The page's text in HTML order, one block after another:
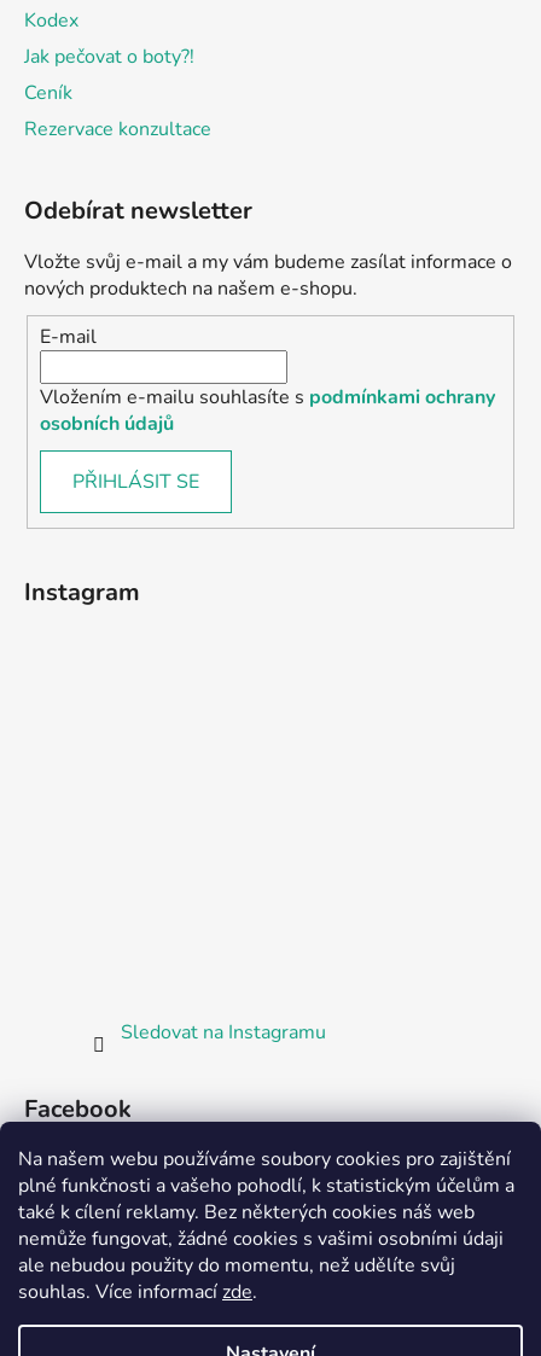
Na našem webu používáme soubory cookies pro zajištění
plné funkčnosti a vašeho pohodlí, k statistickým účelům a
také k cílení reklamy. Bez některých cookies náš web
nemůže fungovat, žádné cookies s vašimi osobními údaji
ale nebudou použity do momentu, než udělíte svůj
souhlas. Více informacízde.
Kodex
Jak pečovat o boty?!
Ceník
Rezervace konzultace
Odebírat newsletter
Vložte svůj e-mail a my vám budeme zasílat informace o
nových produktech na našem e-shopu.
E-mail
Vložením e-mailu souhlasíte s podmínkami ochrany
osobních údajů
PŘIHLÁSIT SE
Instagram
Sledovat na Instagramu
Facebook
Partnerská prodejna Barefoot Plzeň